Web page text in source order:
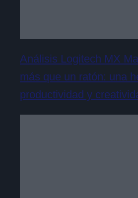
Análisis Logitech MX
más que un ratón: una
productividad y